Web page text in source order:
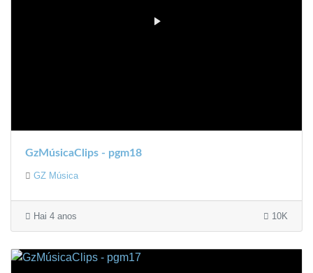
GzMúsicaClips - pgm18
GZ Música
Hai 4 anos 10K